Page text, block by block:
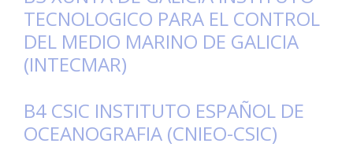
TECNOLOGICO PARA EL CONTROL
DEL MEDIO MARINO DE GALICIA
(INTECMAR)
B4 CSIC INSTITUTO ESPAÑOL DE
OCEANOGRAFIA (CNIEO-CSIC)